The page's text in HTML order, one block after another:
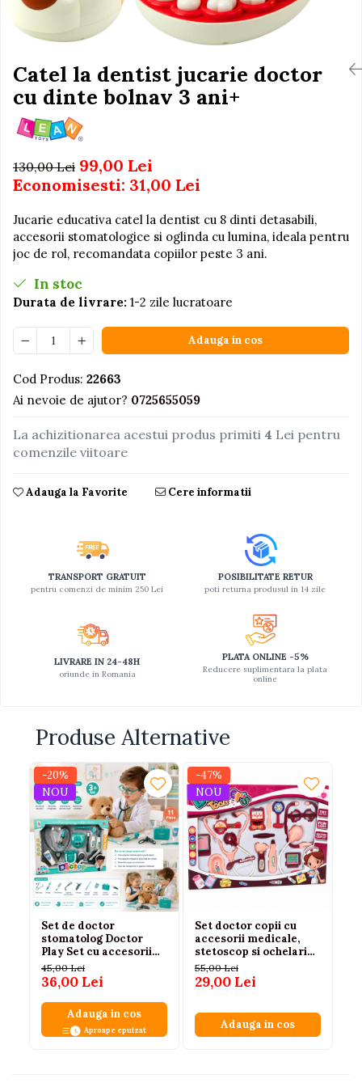
Seturi de frumusete
Caluti balansoar
Interactive, educative si
Figurine
Ateliere si unelte
Blocuri de constructie
Creative
De plus
Electrocasnice si bucatarii
Fotolii gonflabile
Jocuri de indemanare
Jucarii educative din lemn
Muzica si instrumente
Pistoale
Plastilina
Set Avioane si submarine
Seturi de doctor
Trenuri cu sine
Ingrijire cosmetica mamici
Perioada Alaptarii
Perioada Sarcinii
Pompe de san
Sisteme De Purtare
Catel la dentist jucarie doctor
cu dinte bolnav 3 ani+
130,00 Lei 99,00 Lei
Economisesti: 31,00 Lei
Jucarie educativa catel la dentist cu 8 dinti detasabili,
accesorii stomatologice si oglinda cu lumina, ideala pentru
joc de rol, recomandata copiilor peste 3 ani.
In stoc
Durata de livrare: 1-2 zile lucratoare
Adauga in cos
Cod Produs: 22663
Ai nevoie de ajutor? 0725655059
La achizitionarea acestui produs primiti 4 Lei pentru
comenzile viitoare
Adauga la Favorite Cere informatii
TRANSPORT GRATUIT
pentru comenzi de minim 250 Lei
POSIBILITATE RETUR
poti returna produsul in 14 zile
LIVRARE IN 24-48H
oriunde in Romania
PLATA ONLINE -5%
Reducere suplimentara la plata
online
Produse Alternative
-20%
NOU
Set de doctor
stomatolog Doctor
Play Set cu accesorii
medicale, joc educativ
pentru copii 3+ ani
45,00 Lei
36,00 Lei
Adauga in cos
Aproape epuizat
-47%
NOU
Set doctor copii cu
accesorii medicale,
stetoscop si ochelari
roz 3+ ani
55,00 Lei
29,00 Lei
Adauga in cos